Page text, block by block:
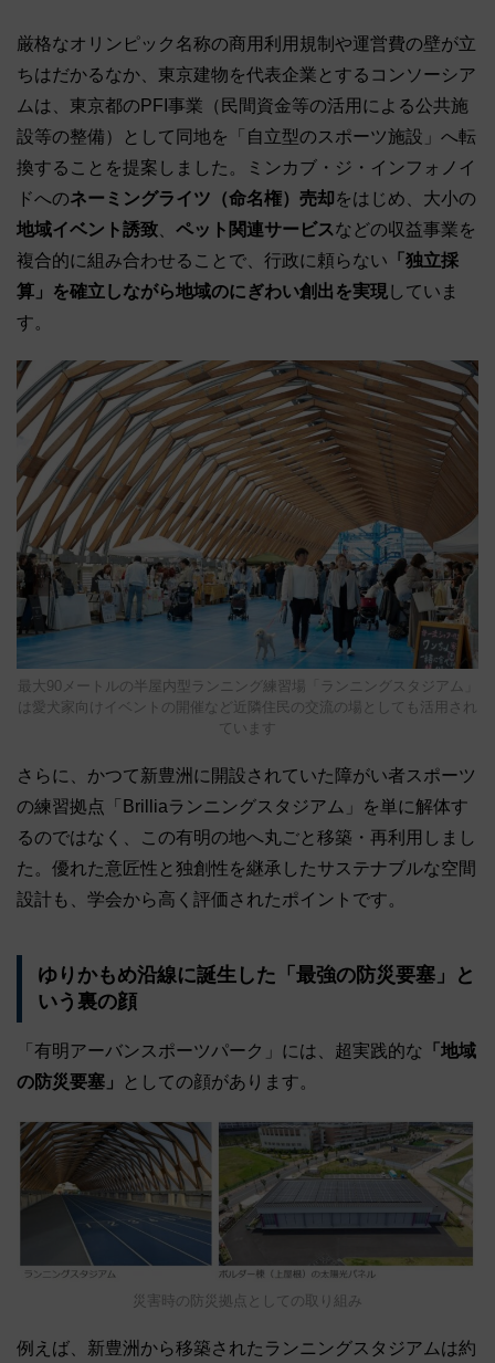
厳格なオリンピック名称の商用利用規制や運営費の壁が立
ちはだかるなか、東京建物を代表企業とするコンソーシア
ムは、東京都のPFI事業（民間資金等の活用による公共施
設等の整備）として同地を「自立型のスポーツ施設」へ転
換することを提案しました。ミンカブ・ジ・インフォノイ
ドへのネーミングライツ（命名権）売却 をはじめ、大小の
地域イベント誘致
ペット関連サービスなどの収益事業を
複合的に組み合わせることで、行政に頼らない 「独立採
算」を確立しながら地域のにぎわい創出を実現していま
す。
最大90メートルの半屋内型ランニング練習場「ランニングスタジアム」
は愛犬家向けイベントの開催など近隣住民の交流の場としても活用され
ています
さらに、かつて新豊洲に開設されていた障がい者スポーツ
の練習拠点「Brilliaランニングスタジアム」を単に解体す
るのではなく、この有明の地へ丸ごと移築・再利用しまし
た。優れた意匠性と独創性を継承したサステナブルな空間
設計も、学会から高く評価されたポイントです。
ゆりかもめ沿線に誕生した「最強の防災要塞」と
いう裏の顔
「有明アーバンスポーツパーク」には、超実践的な 「地域
の防災要塞」
としての顔があります。
災害時の防災拠点としての取り組み
例えば、新豊洲から移築されたランニングスタジアムは約